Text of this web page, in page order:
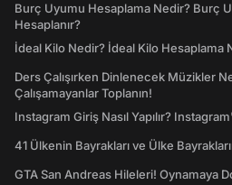
Burç Uyumu Hesaplama Nedir? Burç
Hesaplanır?
İdeal Kilo Nedir? İdeal Kilo Hesaplama
Ders Çalışırken Dinlenecek Müzikler
Çalışamayanlar Toplanın!
Instagram Giriş Nasıl Yapılır?
41 Ülkenin Bayrakları ve Ülke
GTA San Andreas Hileleri! Oynamaya